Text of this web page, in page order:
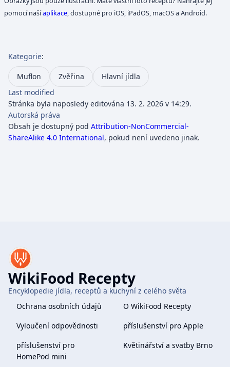
pomocí našíaplikace, dostupné pro iOS, iPadOS, macOS a Android.
Kategorie:
Muflon Zvěřina
Hlavní jídla
Last modified
Stránka byla naposledy editována 13. 2. 2026 v 14:29.
Autorská práva
Obsah je dostupný pod Attribution-NonCommercial-
ShareAlike 4.0 International, pokud není uvedeno jinak.
WikiFood Recepty
Encyklopedie jídla, receptů a kuchyní z celého světa
Ochrana osobních údajů
O WikiFood Recepty
Vyloučení odpovědnosti
příslušenství pro Apple
příslušenství pro
HomePod mini
Květinářství a svatby Brno